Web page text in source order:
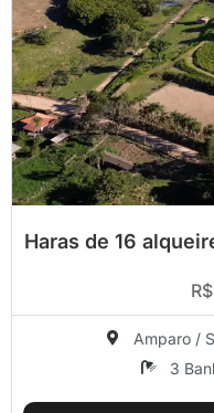
Haras de 16
Amparo /
3